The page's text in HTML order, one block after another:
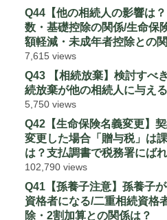
Q44【他の相続人の影響は
数・基礎控除の関係/生命保
額軽減・未成年者控除との
7,615 views
Q43 【相続放棄】検討すべ
続放棄が他の相続人に与え
5,750 views
Q42【生命保険名義変更】
変更した場合「贈与税」は
は？支払調書で税務署にば
102,790 views
Q41【孫養子注意】孫養子
資格者になる/二重相続資格
除・2割加算との関係は？